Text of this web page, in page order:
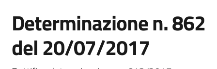
Servizi
Determinazione n. 862
del 20/07/2017